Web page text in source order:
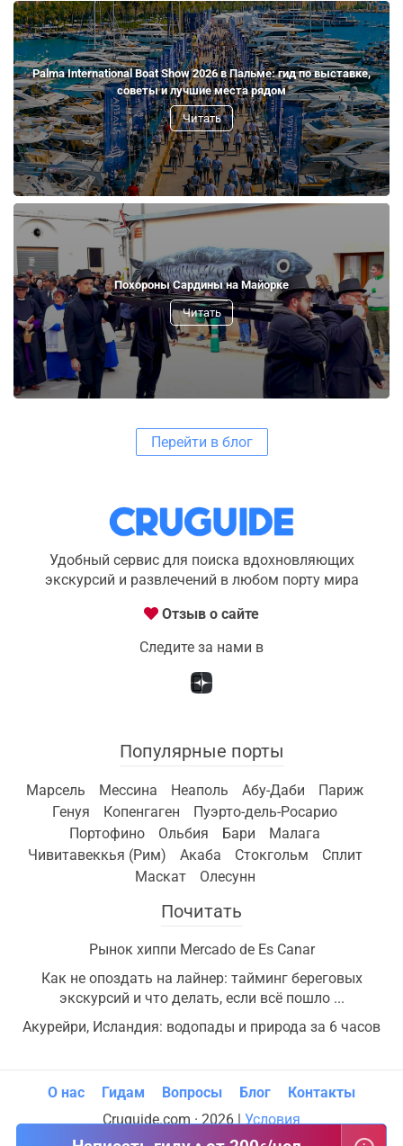
Palma International Boat Show 2026 в Пальме: гид по выставке,
советы и лучшие места рядом
Читать
Похороны Сардины на Майорке
Читать
Перейти в блог
Удобный сервис для поиска вдохновляющих
экскурсий и развлечений в любом порту мира
Отзыв о сайте
Следите за нами в
Популярные порты
Марсель Мессина Неаполь Абу-Даби
Париж
Генуя
Копенгаген
Пуэрто-дель-Росарио
Портофино
Ольбия Бари
Малага
Чивитавеккья (Рим)
Акаба Стокгольм
Сплит
Маскат
Олесунн
Почитать
Рынок хиппи Mercado de Es Canar
Как не опоздать на лайнер: тайминг береговых
экскурсий и что делать, если всё пошло ...
Акурейри, Исландия: водопады и природа за 6 часов
Cruguide.com · 2026 |Условия
О нас Гидам Вопросы Блог Контакты